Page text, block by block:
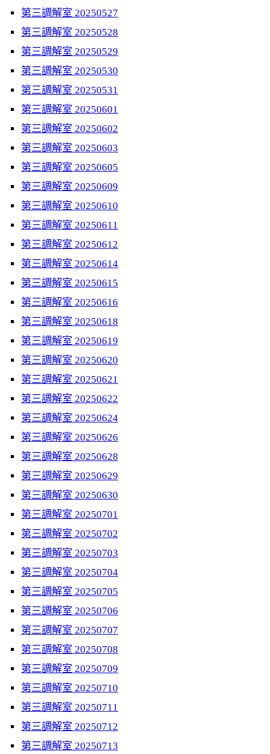
第三調解室 20250527
第三調解室 20250528
第三調解室 20250529
第三調解室 20250530
第三調解室 20250531
第三調解室 20250601
第三調解室 20250602
第三調解室 20250603
第三調解室 20250605
第三調解室 20250609
第三調解室 20250610
第三調解室 20250611
第三調解室 20250612
第三調解室 20250614
第三調解室 20250615
第三調解室 20250616
第三調解室 20250618
第三調解室 20250619
第三調解室 20250620
第三調解室 20250621
第三調解室 20250622
第三調解室 20250624
第三調解室 20250626
第三調解室 20250628
第三調解室 20250629
第三調解室 20250630
第三調解室 20250701
第三調解室 20250702
第三調解室 20250703
第三調解室 20250704
第三調解室 20250705
第三調解室 20250706
第三調解室 20250707
第三調解室 20250708
第三調解室 20250709
第三調解室 20250710
第三調解室 20250711
第三調解室 20250712
第三調解室 20250713